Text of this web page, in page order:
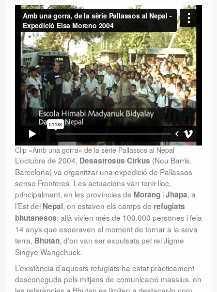
Clip «Amb una gorra» de la sèrie Pallassos al Nepal
L’octubre de 2004, Desastrosus Cirkus (Nou Barris,
Barcelona) va organitzar una expedició de Pallassos
sense Fronteres. Les actuacions van tenir lloc,
principalment, en les províncies de Morang iJhapa, a
l’Est del Nepal, on estaven els camps de refugiats
bhutanesos: allà vivien més de 100.000 persones i feia
14 anys que esperaven el moment de tornar a la seva
terra, Bhutan, d’on van ser expulsats pel rei Jigme
Singye Wangchuck.
L’existència d’aquests refugiats ha estat pràcticament
desconeguda pels mitjans de comunicació massius, on